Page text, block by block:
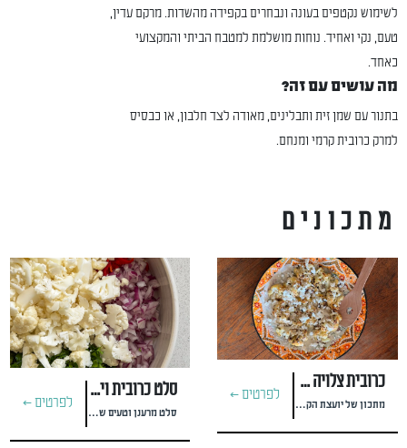
לשימוש נקטפים בעונה ונבחרים בקפידה מהשדות. מרקם עדין,
טעם, נקי ואחיד. נוחות מושלמת למטבח הביתי והמקצועי
כאחד.
מה עושים עם זה?
בתנור עם שמן זית ותבלינים, מאודה לצד חלבון, או כבסיס
למרק כרובית קרמי ומנחם.
מתכונים
כרובית צלויה על טחינה עם פטה וצ'ילי
מתכון של יועצת הקולינאריה #yael.reif
לפרטים > סלט כרובית וירק
סלט מרענן וטעים שיגרום לכולם לבקש את המתכון
לפרטים >